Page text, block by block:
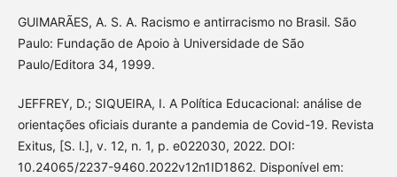
GUIMARÃES, A. S. A. Racismo e antirracismo no Brasil. São
Paulo: Fundação de Apoio à Universidade de São
Paulo/Editora 34, 1999.
JEFFREY, D.; SIQUEIRA, I. A Política Educacional: análise de
orientações oficiais durante a pandemia de Covid-19. Revista
Exitus, [S. l.], v. 12, n. 1, p. e022030, 2022. DOI:
10.24065/2237-9460.2022v12n1ID1862. Disponível em: